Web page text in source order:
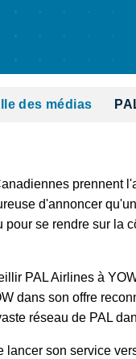
des médias
prennent
d'annoncer
se rendre sur la
PAL Airlines à
dans son offre
réseau de PAL
lancer son service